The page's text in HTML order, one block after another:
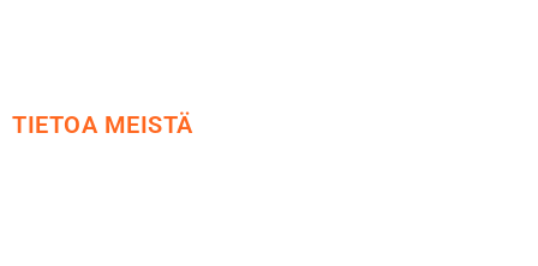
TIETOA MEISTÄ